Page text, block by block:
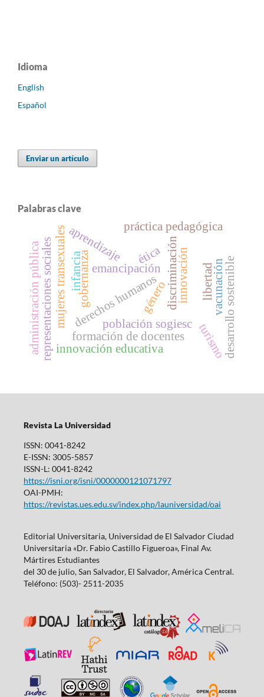
Idioma
English
Español
Enviar un artículo
Palabras clave
derechos humanosdiscriminación
mujeres transexuales población sogiesc
gobernanza innovación
turismodesarrollo sostenible
representaciones sociales
formación de docentes
innovación educativa
práctica pedagógica
emancipación libertad
infancia vacunación
administración pública ética
aprendizaje
género
Revista La Universidad
ISSN: 0041-8242
E-ISSN: 3005-5857
ISSN-L: 0041-8242
https://isni.org/isni/0000000121071797
OAI-PMH:
https://revistas.ues.edu.sv/index.php/launiversidad/oai
Editorial Universitaria, Universidad de El Salvador Ciudad
Universitaria «Dr. Fabio Castillo Figueroa», Final Av.
Mártires Estudiantes
del 30 de julio, San Salvador, El Salvador, América Central.
Teléfono: (503)- 2511-2035